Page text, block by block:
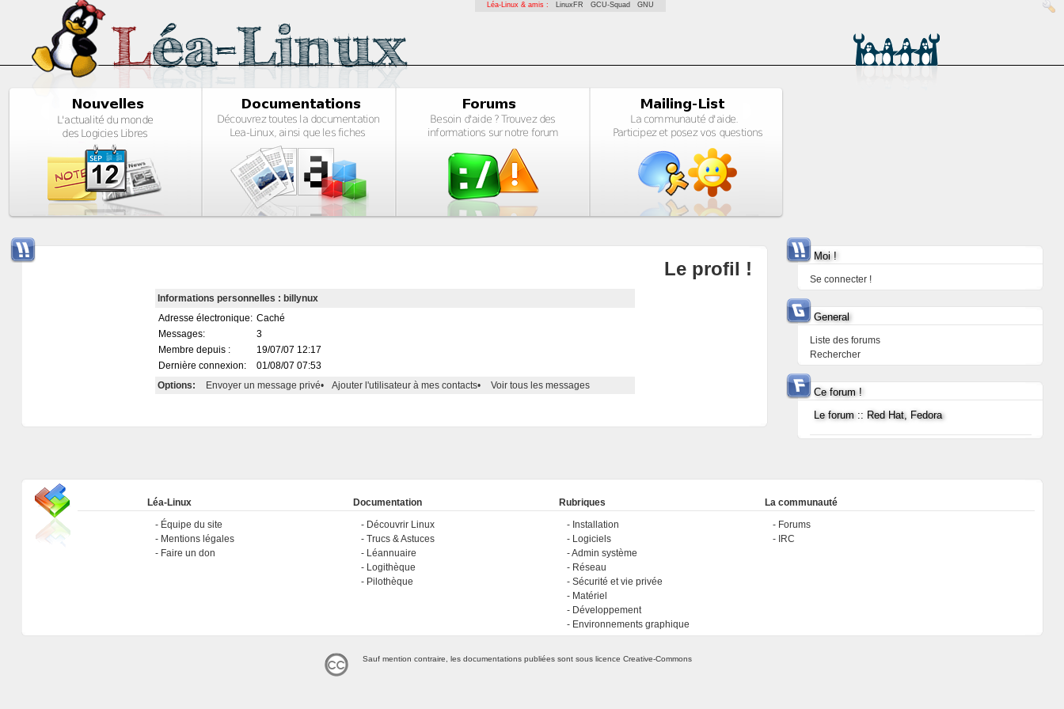
Léa-Linux & amis : LinuxFR GCU-Squad GNU
Le profil !
Informations personnelles : billynux
Adresse électronique: Caché
Messages:
3
Membre depuis :
19/07/07 12:17
Dernière connexion:
01/08/07 07:53
Options:
Envoyer un message privé• Ajouter l'utilisateur à mes contacts• Voir tous les messages
Moi !
Se connecter !
General
Liste des forums
Rechercher
Ce forum !
Le forum :: Red Hat, Fedora
Léa-Linux
Équipe du site
Mentions légales
Faire un don
Documentation
Découvrir Linux
Trucs & Astuces
Léannuaire
Logithèque
Pilothèque
Rubriques
Installation
Logiciels
Admin système
Réseau
Sécurité et vie privée
Matériel
Développement
Environnements graphique
La communauté
Forums
IRC
Sauf mention contraire, les documentations publiées sont sous licenceCreative-Commons